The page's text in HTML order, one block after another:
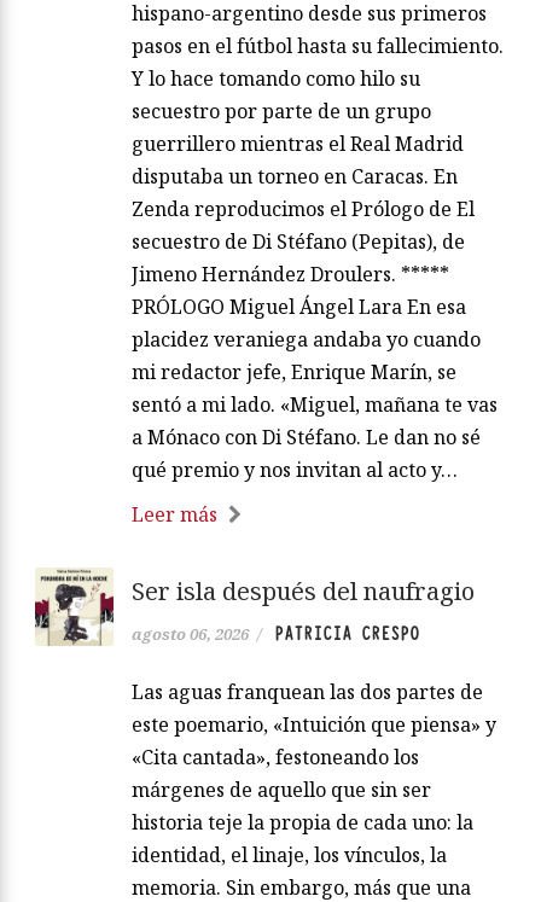
hispano-argentino desde sus primeros
pasos en el fútbol hasta su fallecimiento.
Y lo hace tomando como hilo su
secuestro por parte de un grupo
guerrillero mientras el Real Madrid
disputaba un torneo en Caracas. En
Zenda reproducimos el Prólogo de El
secuestro de Di Stéfano (Pepitas), de
Jimeno Hernández Droulers. *****
PRÓLOGO Miguel Ángel Lara En esa
placidez veraniega andaba yo cuando
mi redactor jefe, Enrique Marín, se
sentó a mi lado. «Miguel, mañana te vas
a Mónaco con Di Stéfano. Le dan no sé
qué premio y nos invitan al acto y…
Leer más
Ser isla después del naufragio
agosto 06, 2026 / PATRICIA CRESPO
Las aguas franquean las dos partes de
este poemario, «Intuición que piensa» y
«Cita cantada», festoneando los
márgenes de aquello que sin ser
historia teje la propia de cada uno: la
identidad, el linaje, los vínculos, la
memoria. Sin embargo, más que una